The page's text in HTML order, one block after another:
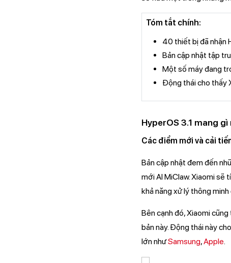
Tóm tắt chính:
40 thiết bị đã nhận
Bản cập nhật tập
Một số máy đang
Động thái cho thấy
HyperOS 3.1 mang gì
Các điểm mới và cải
Bản cập nhật đem đến
mới AI MiClaw. Xiaomi sẽ
khả năng xử lý thông
Bên cạnh đó, Xiaomi
bản này. Động thái này
lớn nhưSamsung,Apple